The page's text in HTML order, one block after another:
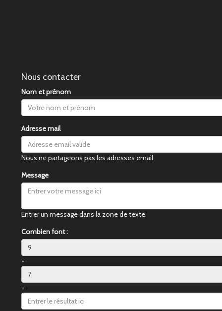
Nous contacter
Nom et prénom
Adresse mail
Nous ne partageons pas les adresses email.
Message
Entrer un message dans la zone de texte.
Combien font :
+
=